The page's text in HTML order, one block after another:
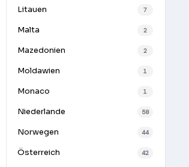
Litauen 7
Malta 2
Mazedonien 2
Moldawien 1
Monaco 1
Niederlande 58
Norwegen 44
Österreich 42